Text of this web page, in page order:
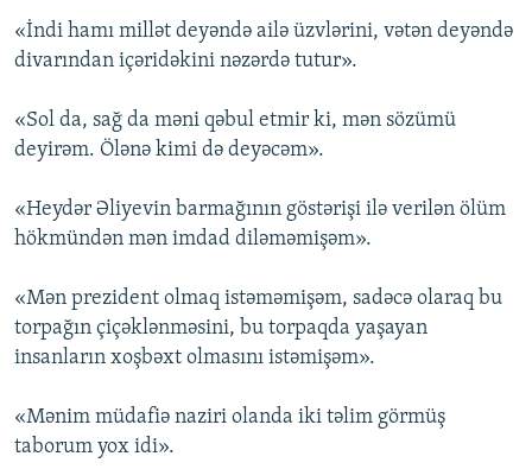
«İndi hamı millət deyəndə ailə üzvlərini, vətən deyəndə
divarından içəridəkini nəzərdə tutur».
«Sol da, sağ da məni qəbul etmir ki, mən sözümü
deyirəm. Ölənə kimi də deyəcəm».
«Heydər Əliyevin barmağının göstərişi ilə verilən ölüm
hökmündən mən imdad diləməmişəm».
«Mən prezident olmaq istəməmişəm, sadəcə olaraq bu
torpağın çiçəklənməsini, bu torpaqda yaşayan
insanların xoşbəxt olmasını istəmişəm».
«Mənim müdafiə naziri olanda iki təlim görmüş
taborum yox idi».